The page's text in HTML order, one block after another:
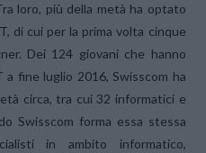
loro, più della metà ha optato
di cui per la prima volta cinque
Dei 124 giovani che hanno
fine luglio 2016, Swisscom ha
circa, tra cui 32 informatici e
Swisscom forma essa stessa
in ambito informatico,